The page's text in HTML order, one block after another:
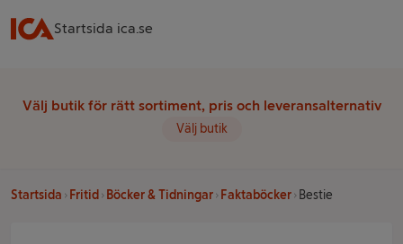
Startsida ica.se
Välj butik för rätt sortiment, pris och leveransalternativ
Välj butik
Startsida Fritid Böcker & Tidningar Faktaböcker Bestie